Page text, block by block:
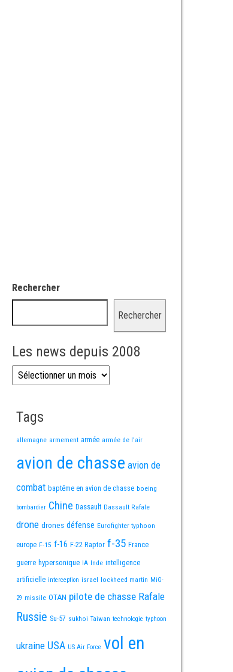
Rechercher
Rechercher
Les news depuis 2008
Les news depuis 2008
Tags
allemagne armement armée armée de l'air
avion de chasse avion de
combat baptême en avion de chasse boeing
bombardier Chine Dassault Dassault Rafale
drone drones défense Eurofighter typhoon
europe F-15 f-16 F-22 Raptor f-35 France
guerre hypersonique IA Inde intelligence
artificielle interception israel lockheed martin MiG-
29 missile OTAN pilote de chasse Rafale
Russie Su-57 sukhoi Taiwan technologie typhoon
ukraine USA US Air Force vol en